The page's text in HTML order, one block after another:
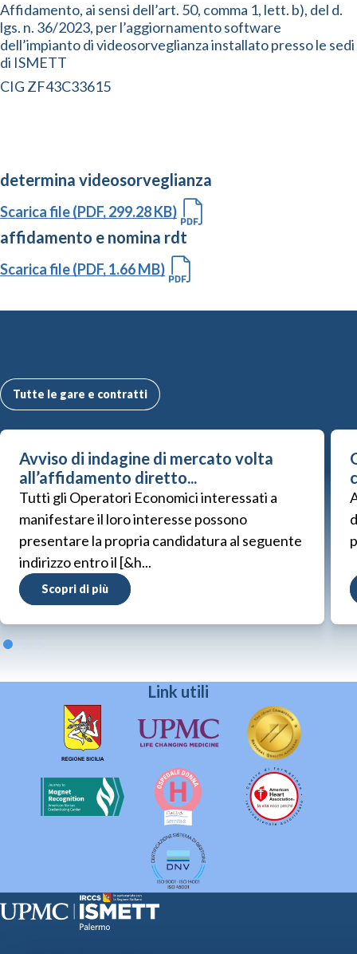
Affidamento, ai sensi dell’art. 50, comma 1, lett. b), del d.
lgs. n. 36/2023, per l’aggiornamento software
dell’impianto di videosorveglianza installato presso le sedi
di ISMETT
CIG ZF43C33615
determina videosorveglianza
Scarica file (PDF, 299.28 KB)
affidamento e nomina rdt
Scarica file (PDF, 1.66 MB)
Tutte le gare e contratti
Avviso di indagine di mercato volta
all’affidamento diretto...
Tutti gli Operatori Economici interessati a
manifestare il loro interesse possono
presentare la propria candidatura al seguente
indirizzo entro il [&h...
Scopri di più
Link utili